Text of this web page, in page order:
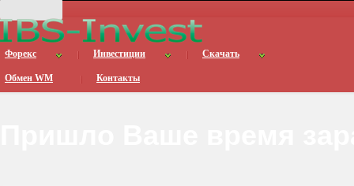
Форекс Инвестиции Скачать
Обмен WM Контакты